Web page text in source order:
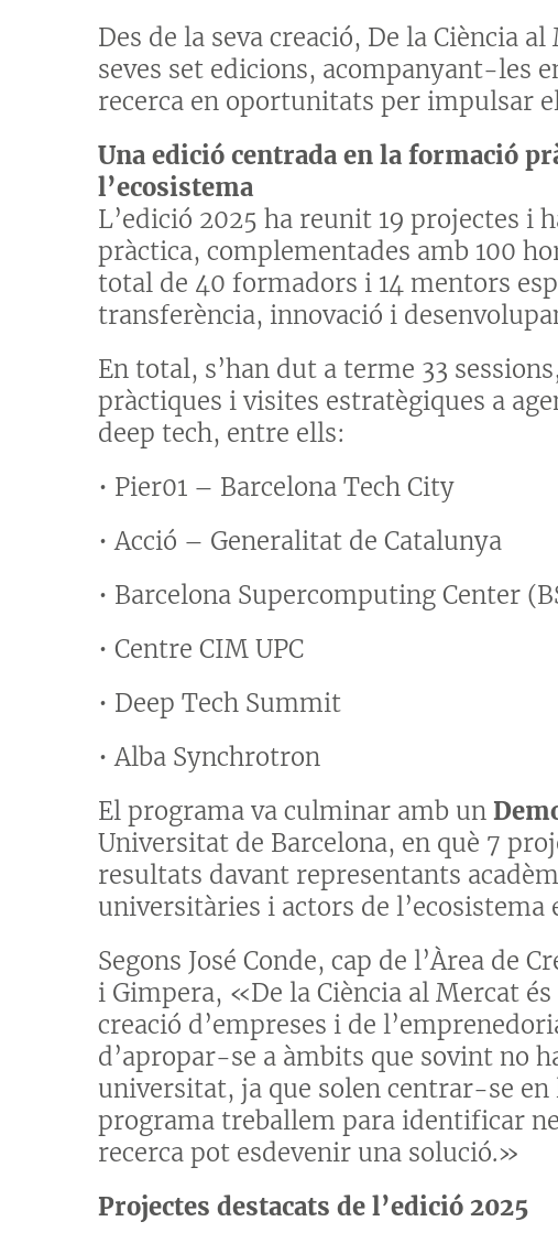
Des de la seva creació, De la Ciència
seves set edicions, acompanyant-les
recerca en oportunitats per impulsar
Una edició centrada en la formació
l’ecosistema
L’edició 2025 ha reunit 19 projectes i
pràctica, complementades amb 100
total de 40 formadors i 14 mentors
transferència, innovació i
En total, s’han dut a terme 33
pràctiques i visites estratègiques a
deep tech, entre ells:
• Pier01 – Barcelona Tech City
• Acció – Generalitat de Catalunya
• Barcelona Supercomputing Center
• Centre CIM UPC
• Deep Tech Summit
• Alba Synchrotron
El programa va culminar amb un
Universitat de Barcelona, en què 7
resultats davant representants
universitàries i actors de l’ecosistema
Segons José Conde, cap de l’Àrea de
i Gimpera, «De la Ciència al Mercat
creació d’empreses i de
d’apropar-se a àmbits que sovint no
universitat, ja que solen centrar-se en
programa treballem para identificar
recerca pot esdevenir una solució.»
Projectes destacats de l’edició 2025